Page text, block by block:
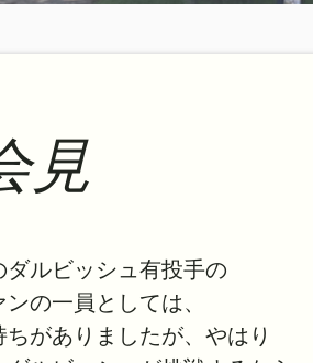
見
ルビッシュ有投手の
の一員としては、
がありましたが、やはり